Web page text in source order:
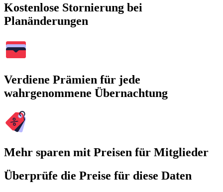
Kostenlose Stornierung bei
Planänderungen
Verdiene Prämien für jede
wahrgenommene Übernachtung
Mehr sparen mit Preisen für Mitglieder
Überprüfe die Preise für diese Daten